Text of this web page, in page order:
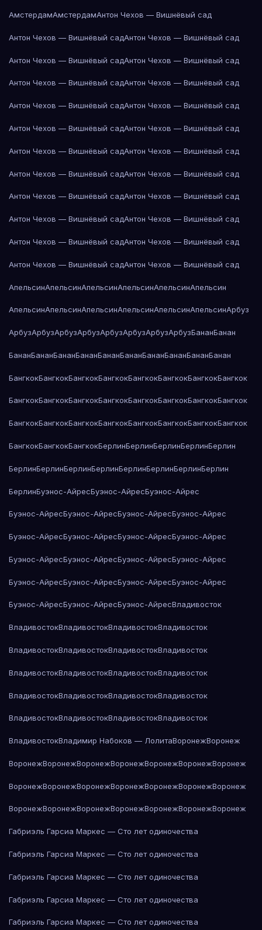
АмстердамАмстердамАнтон Чехов — Вишнёвый сад
Антон Чехов — Вишнёвый садАнтон Чехов — Вишнёвый сад
Антон Чехов — Вишнёвый садАнтон Чехов — Вишнёвый сад
Антон Чехов — Вишнёвый садАнтон Чехов — Вишнёвый сад
Антон Чехов — Вишнёвый садАнтон Чехов — Вишнёвый сад
Антон Чехов — Вишнёвый садАнтон Чехов — Вишнёвый сад
Антон Чехов — Вишнёвый садАнтон Чехов — Вишнёвый сад
Антон Чехов — Вишнёвый садАнтон Чехов — Вишнёвый сад
Антон Чехов — Вишнёвый садАнтон Чехов — Вишнёвый сад
Антон Чехов — Вишнёвый садАнтон Чехов — Вишнёвый сад
Антон Чехов — Вишнёвый садАнтон Чехов — Вишнёвый сад
Антон Чехов — Вишнёвый садАнтон Чехов — Вишнёвый сад
АпельсинАпельсинАпельсинАпельсинАпельсинАпельсин
АпельсинАпельсинАпельсинАпельсинАпельсинАпельсинАрбуз
АрбузАрбузАрбузАрбузАрбузАрбузАрбузАрбузБананБанан
БананБананБананБананБананБананБананБананБананБанан
БангкокБангкокБангкокБангкокБангкокБангкокБангкокБангкок
БангкокБангкокБангкокБангкокБангкокБангкокБангкокБангкок
БангкокБангкокБангкокБангкокБангкокБангкокБангкокБангкок
БангкокБангкокБангкокБерлинБерлинБерлинБерлинБерлин
БерлинБерлинБерлинБерлинБерлинБерлинБерлинБерлин
БерлинБуэнос-АйресБуэнос-АйресБуэнос-Айрес
Буэнос-АйресБуэнос-АйресБуэнос-АйресБуэнос-Айрес
Буэнос-АйресБуэнос-АйресБуэнос-АйресБуэнос-Айрес
Буэнос-АйресБуэнос-АйресБуэнос-АйресБуэнос-Айрес
Буэнос-АйресБуэнос-АйресБуэнос-АйресБуэнос-Айрес
Буэнос-АйресБуэнос-АйресБуэнос-АйресВладивосток
ВладивостокВладивостокВладивостокВладивосток
ВладивостокВладивостокВладивостокВладивосток
ВладивостокВладивостокВладивостокВладивосток
ВладивостокВладивостокВладивостокВладивосток
ВладивостокВладивостокВладивостокВладивосток
ВладивостокВладимир Набоков — ЛолитаВоронежВоронеж
ВоронежВоронежВоронежВоронежВоронежВоронежВоронеж
ВоронежВоронежВоронежВоронежВоронежВоронежВоронеж
ВоронежВоронежВоронежВоронежВоронежВоронежВоронеж
Габриэль Гарсиа Маркес — Сто лет одиночества
Габриэль Гарсиа Маркес — Сто лет одиночества
Габриэль Гарсиа Маркес — Сто лет одиночества
Габриэль Гарсиа Маркес — Сто лет одиночества
Габриэль Гарсиа Маркес — Сто лет одиночества